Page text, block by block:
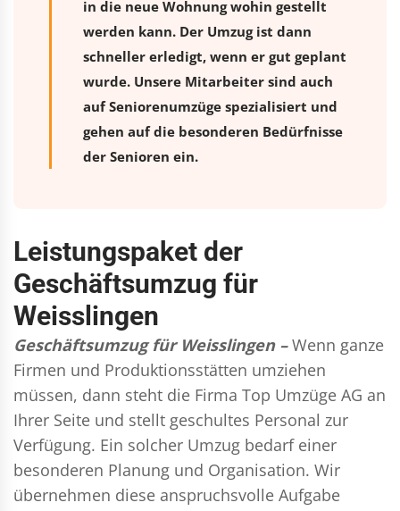
in die neue Wohnung wohin gestellt
werden kann. Der Umzug ist dann
schneller erledigt, wenn er gut geplant
wurde. Unsere Mitarbeiter sind auch
auf Seniorenumzüge spezialisiert und
gehen auf die besonderen Bedürfnisse
der Senioren ein.
Leistungspaket der
Geschäftsumzug für
Weisslingen
Geschäftsumzug für Weisslingen – Wenn ganze
Firmen und Produktionsstätten umziehen
müssen, dann steht die Firma Top Umzüge AG an
Ihrer Seite und stellt geschultes Personal zur
Verfügung. Ein solcher Umzug bedarf einer
besonderen Planung und Organisation. Wir
übernehmen diese anspruchsvolle Aufgabe